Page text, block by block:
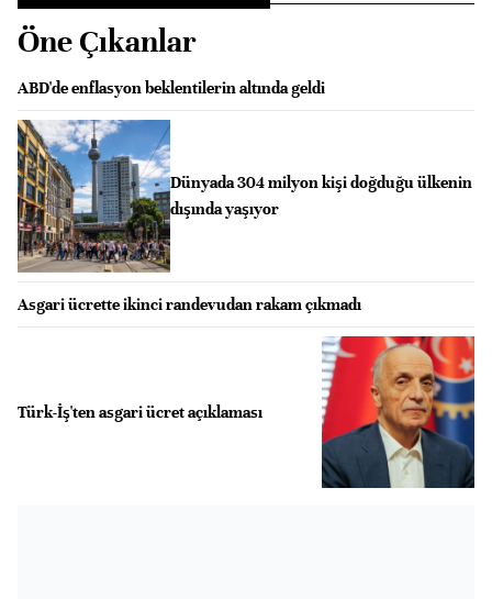
Öne Çıkanlar
ABD'de enflasyon beklentilerin altında geldi
Dünyada 304 milyon kişi doğduğu ülkenin
dışında yaşıyor
Asgari ücrette ikinci randevudan rakam çıkmadı
Türk-İş'ten asgari ücret açıklaması